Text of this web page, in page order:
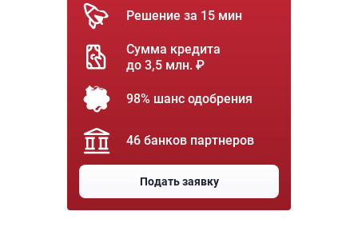
Решение за 15 мин
Сумма кредита
до 3,5 млн. ₽
98% шанс одобрения
46 банков партнеров
Подать заявку